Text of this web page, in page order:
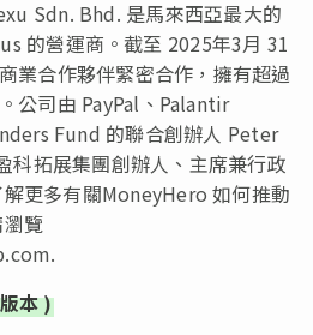
Sdn. Bhd. 是馬來西亞最大的
的營運商。截至 2025年3月 31
業合作夥伴緊密合作，擁有超過
公司由 PayPal、Palantir
Fund 的聯合創辦人 Peter
科拓展集團創辦人、主席兼行政
更多有關MoneyHero 如何推動
覽
本)